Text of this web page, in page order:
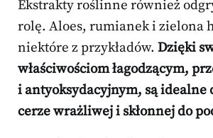
Ekstrakty roślinne również
rolę. Aloes, rumianek i zielona
niektóre z przykładów. Dzięki
właściwościom łagodzącym,
i antyoksydacyjnym, są idealne
cerze wrażliwej i skłonnej do